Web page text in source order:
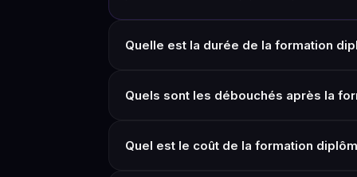
Quelle est la durée de la formation
Quels sont les débouchés après la
Quel est le coût de la formation